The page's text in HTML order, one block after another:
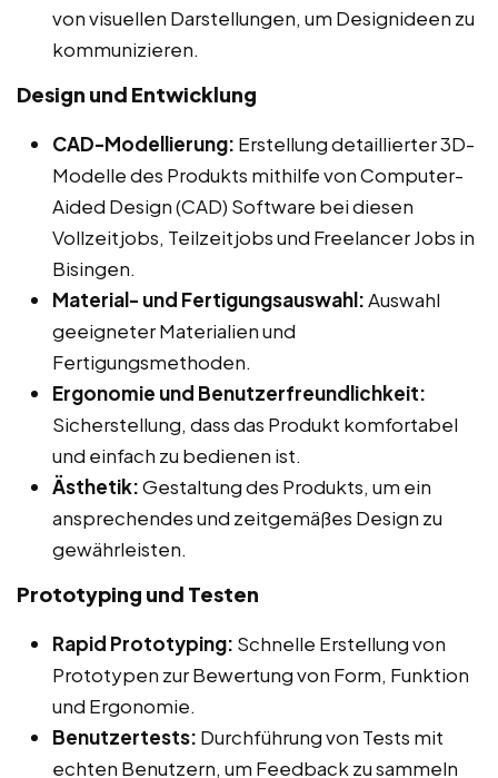
von visuellen Darstellungen, um Designideen zu
kommunizieren.
Design und Entwicklung
CAD-Modellierung: Erstellung detaillierter 3D-
Modelle des Produkts mithilfe von Computer-
Aided Design (CAD) Software bei diesen
Vollzeitjobs, Teilzeitjobs und Freelancer Jobs in
Bisingen.
Material- und Fertigungsauswahl:Auswahl
geeigneter Materialien und
Fertigungsmethoden.
Ergonomie und Benutzerfreundlichkeit:
Sicherstellung, dass das Produkt komfortabel
und einfach zu bedienen ist.
Ästhetik:Gestaltung des Produkts, um ein
ansprechendes und zeitgemäßes Design zu
gewährleisten.
Prototyping und Testen
Rapid Prototyping: Schnelle Erstellung von
Prototypen zur Bewertung von Form, Funktion
und Ergonomie.
Benutzertests: Durchführung von Tests mit
echten Benutzern, um Feedback zu sammeln